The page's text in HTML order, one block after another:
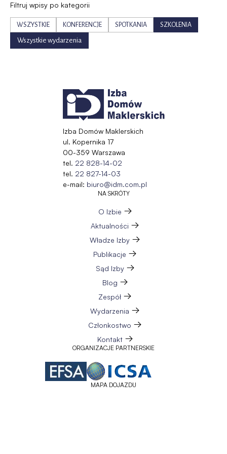
Filtruj wpisy po kategorii
WSZYSTKIE KONFERENCJE SPOTKANIA SZKOLENIA
Wszystkie wydarzenia
Izba Domów Maklerskich
ul. Kopernika 17
00-359 Warszawa
tel. 22 828-14-02
tel. 22 827-14-03
e-mail: biuro@idm.com.pl
NA SKRÓTY
O Izbie
Aktualności
Władze Izby
Publikacje
Sąd Izby
Blog
Zespół
Wydarzenia
Członkostwo
Kontakt
ORGANIZACJE PARTNERSKIE
MAPA DOJAZDU